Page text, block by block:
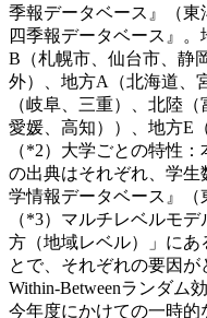
季報データベース』（
四季報データベース』
B（札幌市、仙台市、静
外）、地方A（北海道、
（岐阜、三重）、北陸
愛媛、高知））、地方E
（*2）大学ごとの特性
の出典はそれぞれ、学
学情報データベース』（
（*3）マルチレベルモ
方（地域レベル）」に
とで、それぞれの要因
Within-Betweenランダム
今年度にかけての一時的